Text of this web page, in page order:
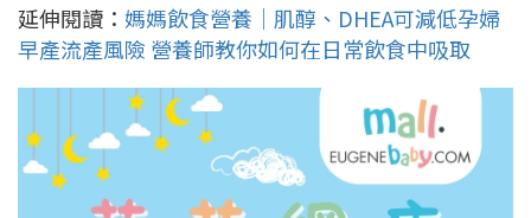
延伸閱讀： 媽媽飲食營養｜肌醇、DHEA可減低孕婦
早產流產風險 營養師教你如何在日常飲食中吸取